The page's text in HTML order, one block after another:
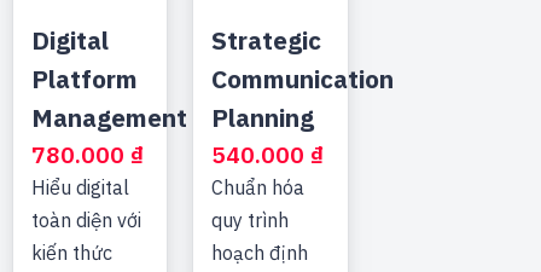
Digital
Platform
Management
780.000 ₫
Hiểu digital
toàn diện với
kiến thức
Strategic
Communication
Planning
540.000 ₫
Chuẩn hóa
quy trình
hoạch định